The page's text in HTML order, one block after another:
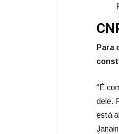
Para
“É
dele.
está